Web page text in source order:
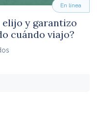
elijo y garantizo
cuándo viajo?
En línea